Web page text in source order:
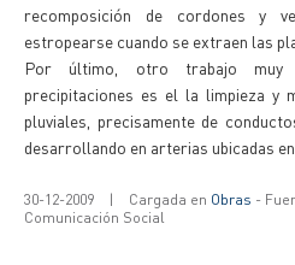
recomposición de cordones y
estropearse cuando se extraen las
Por último, otro trabajo muy
precipitaciones es el la limpieza y
pluviales, precisamente de
desarrollando en arterias ubicadas
30-12-2009 | Cargada en Obras -
Comunicación Social